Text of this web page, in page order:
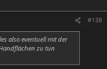
#138
also eventuell mit der
zu tun